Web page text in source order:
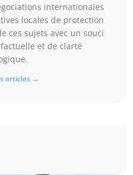
internationales
locales de protection
ces sujets avec un souci
et de clarté
articles →